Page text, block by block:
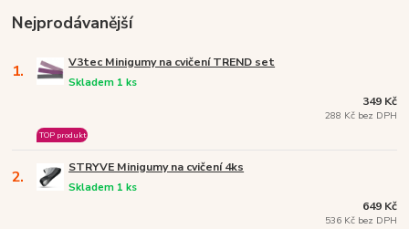
Nejprodávanější
1. V3tec Minigumy na cvičení TREND set
Skladem 1 ks
TOP produkt
349 Kč
288 Kč bez DPH
2. STRYVE Minigumy na cvičení 4ks
Skladem 1 ks
649 Kč
536 Kč bez DPH